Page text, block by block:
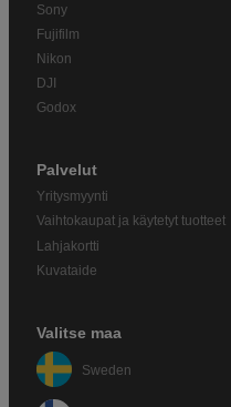
Sony
Fujifilm
Nikon
DJI
Godox
Palvelut
Yritysmyynti
Vaihtokaupat ja käytetyt tuotteet
Lahjakortti
Kuvataide
Valitse maa
Sweden